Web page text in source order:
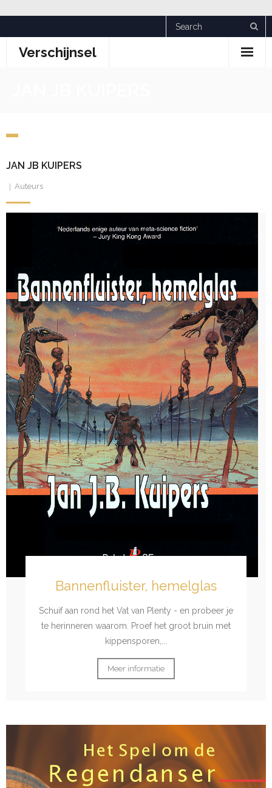
to
contentVerschijnsel
JAN JB KUIPERS
Auteurs
Bannenfluister, hemelglas
Schuif aan rond het Vat van Plenty - en probeer je
te herinneren waarom. Proef het groot bruin met
kippensporen,...
Meer informatie